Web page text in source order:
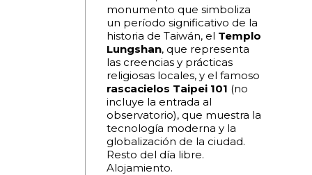
monumento que simboliza
un período significativo de la
historia de Taiwán, el Templo
Lungshan, que representa
las creencias y prácticas
religiosas locales, y el famoso
rascacielos Taipei 101 (no
incluye la entrada al
observatorio), que muestra la
tecnología moderna y la
globalización de la ciudad.
Resto del día libre.
Alojamiento.